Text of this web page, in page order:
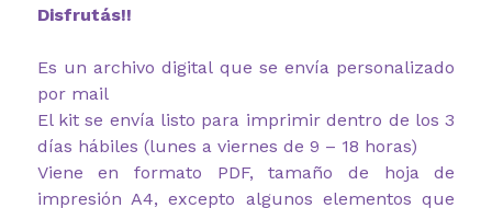
Disfrutás!!
Es un archivo digital que se envía personalizado
por mail
El kit se envía listo para imprimir dentro de los 3
días hábiles (lunes a viernes de 9 – 18 horas)
Viene en formato PDF, tamaño de hoja de
impresión A4, excepto algunos elementos que